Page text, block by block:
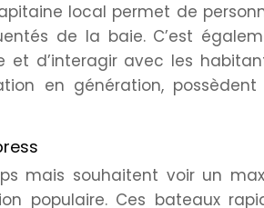
local permet de
de la baie. C’est
et d’interagir avec les
en génération,
mais souhaitent voir un
populaire. Ces bateaux